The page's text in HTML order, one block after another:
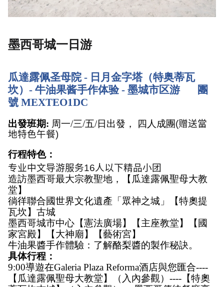
墨西哥城一日游
瓜達露佩圣母院 - 日月金字塔（特奥蒂瓦
坎）- 牛油果酱手作体验 - 墨城市区游       團
號 MEXTEO1DC
出發班期: 周一/三/五/日出發， 四人成團(赠送當
地特色午餐)
行程特色：
专业中文导游服务16人以下精品小团
造訪墨西哥最大宗教聖地，【瓜達露佩聖母大教
堂】
徜徉聯合國世界文化遺產「眾神之城」【特奧提
瓦坎】古城
墨西哥城市中心【憲法廣場】【主座教堂】【國
家宮殿】【大神廟】【藝術宮】
牛油果醬手作體驗：了解酪梨醬的製作秘訣。
具体行程：
9:00導遊在Galeria Plaza Reforma酒店與您匯合----
【瓜達露佩聖母大教堂】（入內參觀）----【特奧